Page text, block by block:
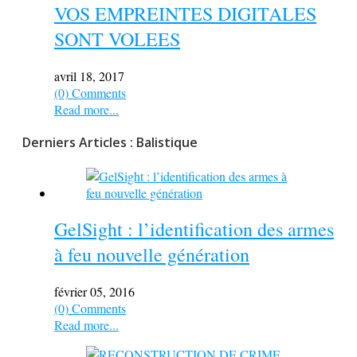
VOS EMPREINTES DIGITALES
SONT VOLEES
avril 18, 2017
(0) Comments
Read more...
Derniers Articles : Balistique
GelSight : l’identification des armes
à feu nouvelle génération
février 05, 2016
(0) Comments
Read more...